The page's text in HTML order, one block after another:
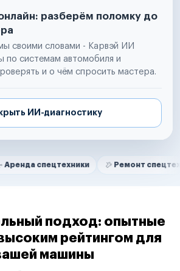
разберём поломку до
своими словами - Карвэй ИИ
по системам автомобиля и
и о чём спросить мастера.
ИИ-диагностику
Ремонт спецтехники
подход: опытные
рейтингом для
машины